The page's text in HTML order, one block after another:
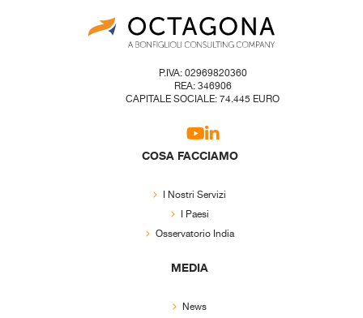
P.IVA: 02969820360
REA: 346906
CAPITALE SOCIALE: 74.445 EURO
COSA FACCIAMO
I Nostri Servizi
I Paesi
Osservatorio India
MEDIA
News